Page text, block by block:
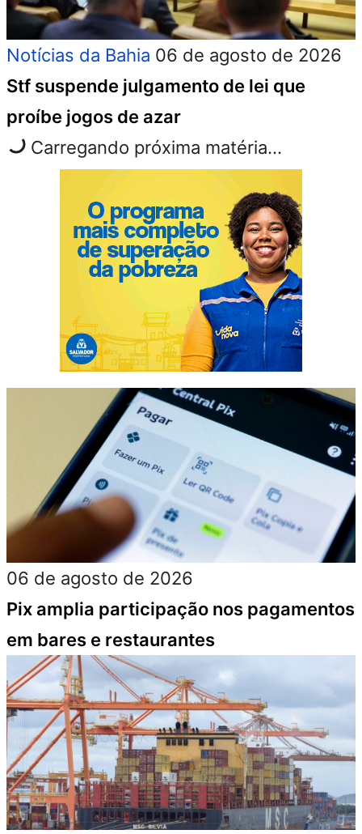
06 de agosto de 2026
Pix amplia participação nos pagamentos
em bares e restaurantes
Notícias da Bahia 06 de agosto de 2026
Stf suspende julgamento de lei que
proíbe jogos de azar
Carregando próxima matéria...